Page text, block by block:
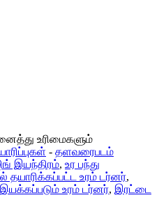
உரிமைகளும்
- தளவரைபடம்
இயந்திரம், உர பந்து
தயாரிக்கப்பட்ட உரம் டர்னர்,
இயக்கப்படும் உரம் டர்னர், இரட்டை